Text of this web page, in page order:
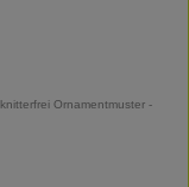
Ornamentmuster -